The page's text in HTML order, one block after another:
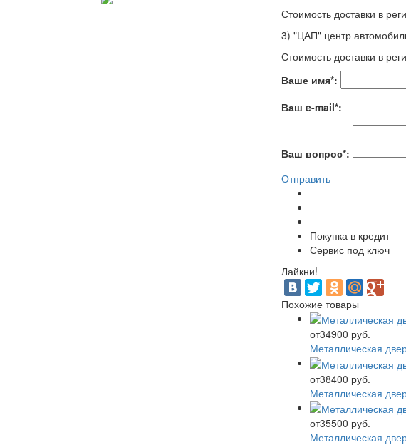
Стоимость доставки в
3) "ЦАП" центр
Стоимость доставки в
Ваше имя*:
Ваш e-mail*:
Ваш вопрос*:
Отправить
Покупка в кредит
Сервис под ключ
Лайкни!
Похожие товары
от34900 руб.
Металлическая
от38400 руб.
Металлическая
от35500 руб.
Металлическая